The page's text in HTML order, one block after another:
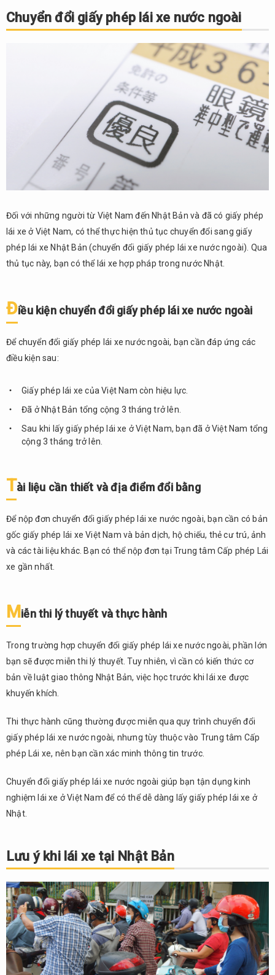
Chuyển đổi giấy phép lái xe nước ngoài
Đối với những người từ Việt Nam đến Nhật Bản và đã có giấy phép
lái xe ở Việt Nam, có thể thực hiện thủ tục chuyển đổi sang giấy
phép lái xe Nhật Bản (chuyển đổi giấy phép lái xe nước ngoài). Qua
thủ tục này, bạn có thể lái xe hợp pháp trong nước Nhật.
Điều kiện chuyển đổi giấy phép lái xe nước ngoài
Để chuyển đổi giấy phép lái xe nước ngoài, bạn cần đáp ứng các
điều kiện sau:
Giấy phép lái xe của Việt Nam còn hiệu lực.
Đã ở Nhật Bản tổng cộng 3 tháng trở lên.
Sau khi lấy giấy phép lái xe ở Việt Nam, bạn đã ở Việt Nam tổng
cộng 3 tháng trở lên.
Tài liệu cần thiết và địa điểm đổi bằng
Để nộp đơn chuyển đổi giấy phép lái xe nước ngoài, bạn cần có bản
gốc giấy phép lái xe Việt Nam và bản dịch, hộ chiếu, thẻ cư trú, ảnh
và các tài liệu khác. Bạn có thể nộp đơn tại Trung tâm Cấp phép Lái
xe gần nhất.
Miễn thi lý thuyết và thực hành
Trong trường hợp chuyển đổi giấy phép lái xe nước ngoài, phần lớn
bạn sẽ được miễn thi lý thuyết. Tuy nhiên, vì cần có kiến thức cơ
bản về luật giao thông Nhật Bản, việc học trước khi lái xe được
khuyến khích.
Thi thực hành cũng thường được miễn qua quy trình chuyển đổi
giấy phép lái xe nước ngoài, nhưng tùy thuộc vào Trung tâm Cấp
phép Lái xe, nên bạn cần xác minh thông tin trước.
Chuyển đổi giấy phép lái xe nước ngoài giúp bạn tận dụng kinh
nghiệm lái xe ở Việt Nam để có thể dễ dàng lấy giấy phép lái xe ở
Nhật.
Lưu ý khi lái xe tại Nhật Bản